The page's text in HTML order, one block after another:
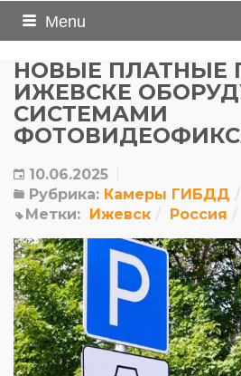
Menu
НОВЫЕ ПЛАТНЫЕ
ИЖЕВСКЕ
СИСТЕМАМИ
10.06.2025
Рубрика: Камеры ГИБДД
Метки: Ижевск Россия